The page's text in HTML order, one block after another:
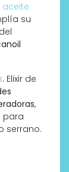
aceite
su
. Elixir de
,
para
serrano.